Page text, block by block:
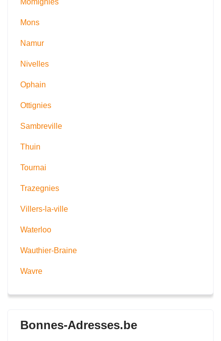
Mons
Namur
Nivelles
Ophain
Ottignies
Sambreville
Thuin
Tournai
Trazegnies
Villers-la-ville
Waterloo
Wauthier-Braine
Wavre
Bonnes-Adresses.be